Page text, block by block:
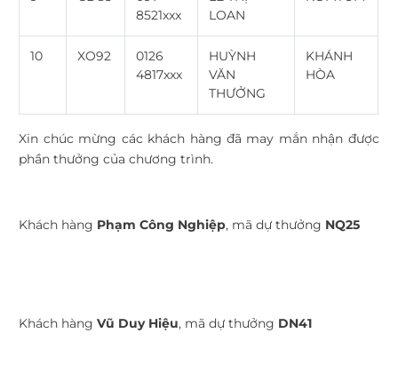
8521xxx
LOAN
10 XO92
0126
4817xxx
HUỲNH
VĂN
THƯỞNG
KHÁNH
HÒA
Xin chúc mừng các khách hàng đã may mắn nhận được
phần thưởng của chương trình.
Khách hàng Phạm Công Nghiệp, mã dự thưởng NQ25
Khách hàngVũ Duy Hiệu, mã dự thưởng DN41